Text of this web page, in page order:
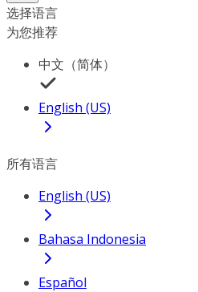
选择语言
为您推荐
中文（简体）
English (US)
所有语言
English (US)
Bahasa Indonesia
Español